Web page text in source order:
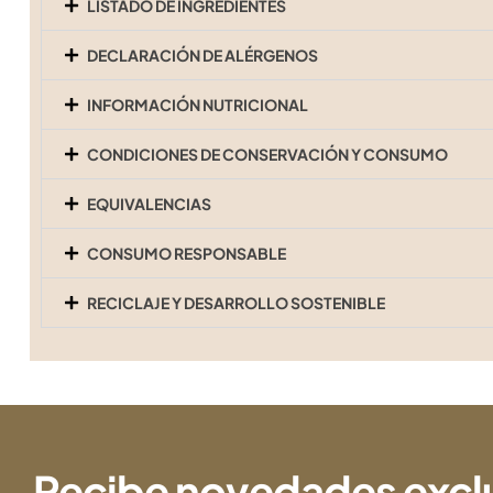
LISTADO DE INGREDIENTES
DECLARACIÓN DE ALÉRGENOS
INFORMACIÓN NUTRICIONAL
CONDICIONES DE CONSERVACIÓN Y CONSUMO
EQUIVALENCIAS
CONSUMO RESPONSABLE
RECICLAJE Y DESARROLLO SOSTENIBLE